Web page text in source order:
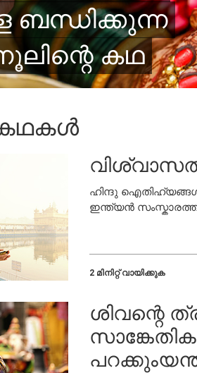
ബന്ധിക്കുന്ന
കഥ
ഹിന്ദു ഐതിഹ്യങ്ങൾ
ഇന്ത്യൻ
2 മിനിറ്റ് വായിക്കുക
ശിവന്റെ